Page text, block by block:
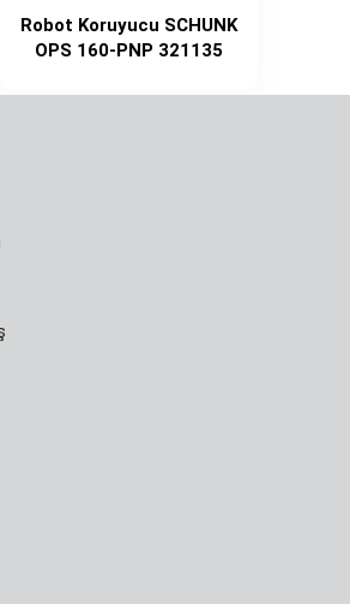
Robot Koruyucu SCHUNK
OPS 160-PNP 321135